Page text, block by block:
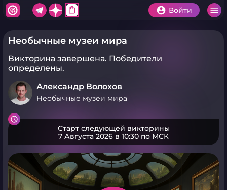
shopping_bag Войти
Необычные музеи мира
Викторина завершена. Победители
определены.
Александр Волохов
Необычные музеи мира
Старт следующей викторины
7 Августа 2026 в 10:30 по МСК